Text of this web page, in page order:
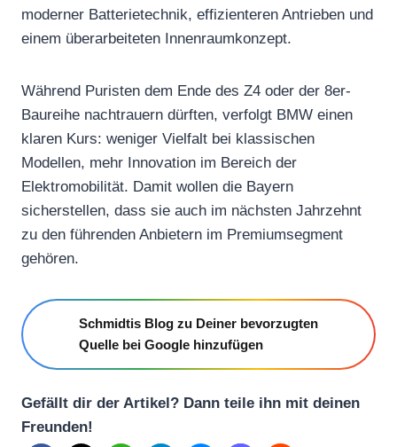
moderner Batterietechnik, effizienteren Antrieben und
einem überarbeiteten Innenraumkonzept.
Während Puristen dem Ende des Z4 oder der 8er-
Baureihe nachtrauern dürften, verfolgt BMW einen
klaren Kurs: weniger Vielfalt bei klassischen
Modellen, mehr Innovation im Bereich der
Elektromobilität. Damit wollen die Bayern
sicherstellen, dass sie auch im nächsten Jahrzehnt
zu den führenden Anbietern im Premiumsegment
gehören.
Schmidtis Blog zu Deiner bevorzugten
Quelle bei Google hinzufügen
Gefällt dir der Artikel? Dann teile ihn mit deinen
Freunden!